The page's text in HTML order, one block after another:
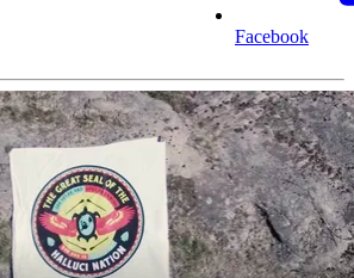
Facebook